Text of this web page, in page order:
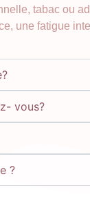
tabac ou
une fatigue
vous?
?